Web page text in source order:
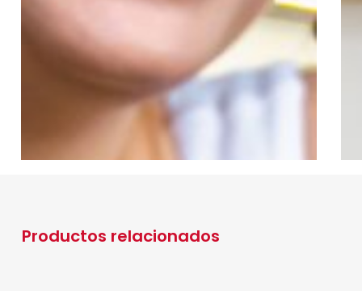
Productos relacionados